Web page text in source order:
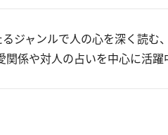
ジャンルで人の心を深く読む
係や対人の占いを中心に活躍